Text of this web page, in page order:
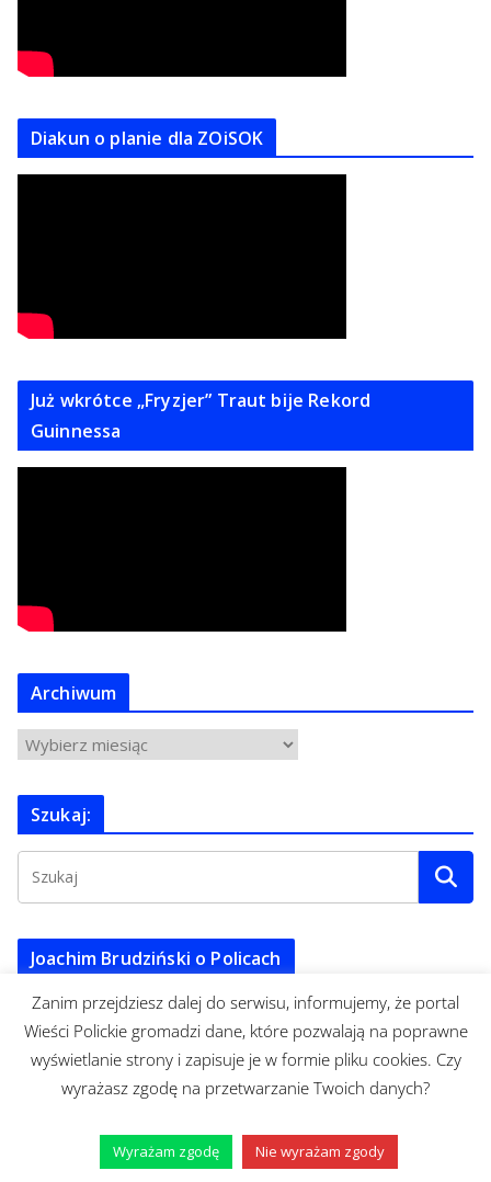
Diakun o planie dla ZOiSOK
Już wkrótce „Fryzjer” Traut bije Rekord
Guinnessa
Archiwum
A
r
c
u
Szukaj:
Joachim Brudziński o Policach
Zanim przejdziesz dalej do serwisu, informujemy, że portal
Wieści Polickie gromadzi dane, które pozwalają na poprawne
wyświetlanie strony i zapisuje je w formie pliku cookies. Czy
wyrażasz zgodę na przetwarzanie Twoich danych?
Wyrażam zgodę Nie wyrażam zgody